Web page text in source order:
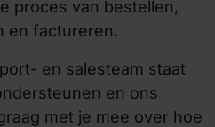
proces van bestellen,
en factureren.
en salesteam staat
en ons
met je mee over hoe